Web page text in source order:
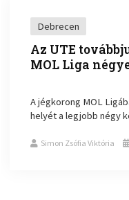
Debrecen
Az UTE
MOL Liga
A jégkorong MOL
helyét a legjobb négy
Simon Zsófia Viktória